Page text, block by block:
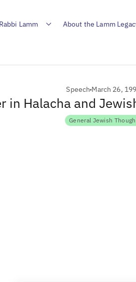
Lamm About the Lamm
Speech March 26,
in Halacha and
General Jewish